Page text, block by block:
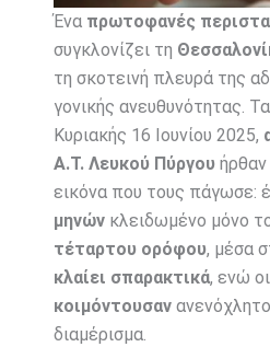
Ένα πρωτοφανές
συγκλονίζει τη
τη σκοτεινή πλευρά της
γονικής ανευθυνότητας.
Κυριακής 16 Ιουνίου 2025,
Α.Τ. Λευκού Πύργουήρθαν
εικόνα που τους πάγωσε:
μηνώνκλειδωμένο μόνο
τέταρτου ορόφου, μέσα
κλαίει σπαρακτικά, ενώ οι
κοιμόντουσαν
διαμέρισμα.